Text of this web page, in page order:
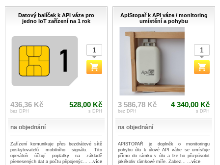
Datový balíček k API váze pro
jedno IoT zařízení na 1 rok
436,36 Kč
bez DPH
528,00 Kč
s DPH
na objednání
Zařízení komunikuje přes bezdrátové sítě
poskytovatelů mobilního signálu. Tito
operátoři účtují poplatky na základě
přenesených dat a počtu připojenýc... ...více
ApiStopař k API váze / monitoring
umístění a pohybu
3 586,78 Kč
bez DPH
4 340,00 Kč
s DPH
na objednání
APISTOPAŘ je doplněk o monitoringu
pohybu úlu k úlové API váhe se umísťuje
přímo do rámku v úlu a lze ho přizpůsobit
jakékoliv rámkové míře. Zabez... ...více